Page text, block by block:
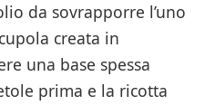
da sovrapporre l’uno
creata in
una base spessa
prima e la ricotta